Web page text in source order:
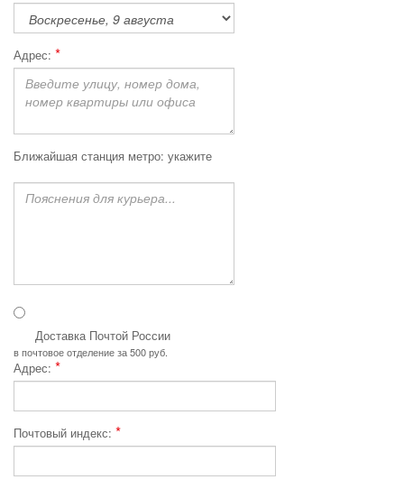
Адрес: *
Ближайшая станция метро: укажите
Доставка Почтой России
в почтовое отделениеза 500 руб.
Адрес: *
Почтовый индекс: *